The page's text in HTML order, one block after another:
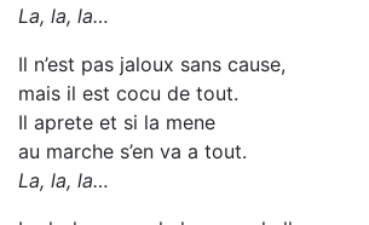
La, la, la…
Il n’est pas jaloux sans cause,
mais il est cocu de tout.
Il aprete et si la mene
au marche s’en va a tout.
La, la, la…